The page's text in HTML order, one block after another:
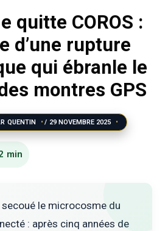
quitte COROS :
d’une rupture
qui ébranle le
montres GPS
QUENTIN / 29 NOVEMBRE 2025
secoué le microcosme du
: après cinq années de